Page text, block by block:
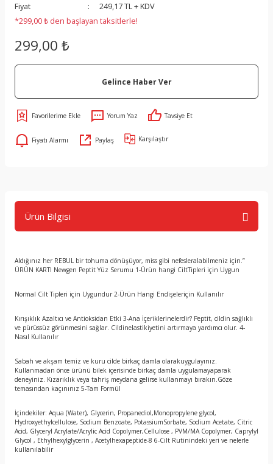
Fiyat
249,17 TL + KDV
*299,00 ₺ den başlayan taksitlerle!
299,00 ₺
Gelince Haber Ver
Yorum Yaz Tavsiye Et
Fiyatı Alarmı Paylaş Karşılaştır
Ürün Bilgisi
Aldığınız her REBUL bir tohuma dönüşüyor, miss gibi nefesleralabilmeniz için.”
ÜRÜN KARTI Newgen Peptit Yüz Serumu 1-Ürün hangi CiltTipleri için Uygun
Normal Cilt Tipleri için Uygundur 2-Ürün Hangi Endişeleriçin Kullanılır
Kırışıklık Azaltıcı ve Antioksidan Etki 3-Ana İçeriklerinelerdir? Peptit, cildin sağlıklı
ve pürüssüz görünmesini sağlar. Cildinelastikiyetini artırmaya yardımcı olur. 4-
Nasıl Kullanılır
Sabah ve akşam temiz ve kuru cilde birkaç damla olarakuygulayınız.
Kullanmadan önce ürünü bilek içerisinde birkaç damla uygulamayaparak
deneyiniz. Kızarıklık veya tahriş meydana gelirse kullanmayı bırakın.Göze
temasından kaçınınız 5-Tam Formül
İçindekiler: Aqua (Water), Glycerin, Propanediol,Monopropylene glycol,
Hydroxyethylcellulose, Sodium Benzoate, PotassiumSorbate, Sodium Acetate, Citric
Acid, Glyceryl Acrylate/Acrylic Acid Copolymer,Cellulose , PVM/MA Copolymer, Caprylyl
Glycol , Ethylhexylglycerin , Acetylhexapeptide-8 6-Cilt Rutinindeki yeri ve nelerle
kullanılabilir